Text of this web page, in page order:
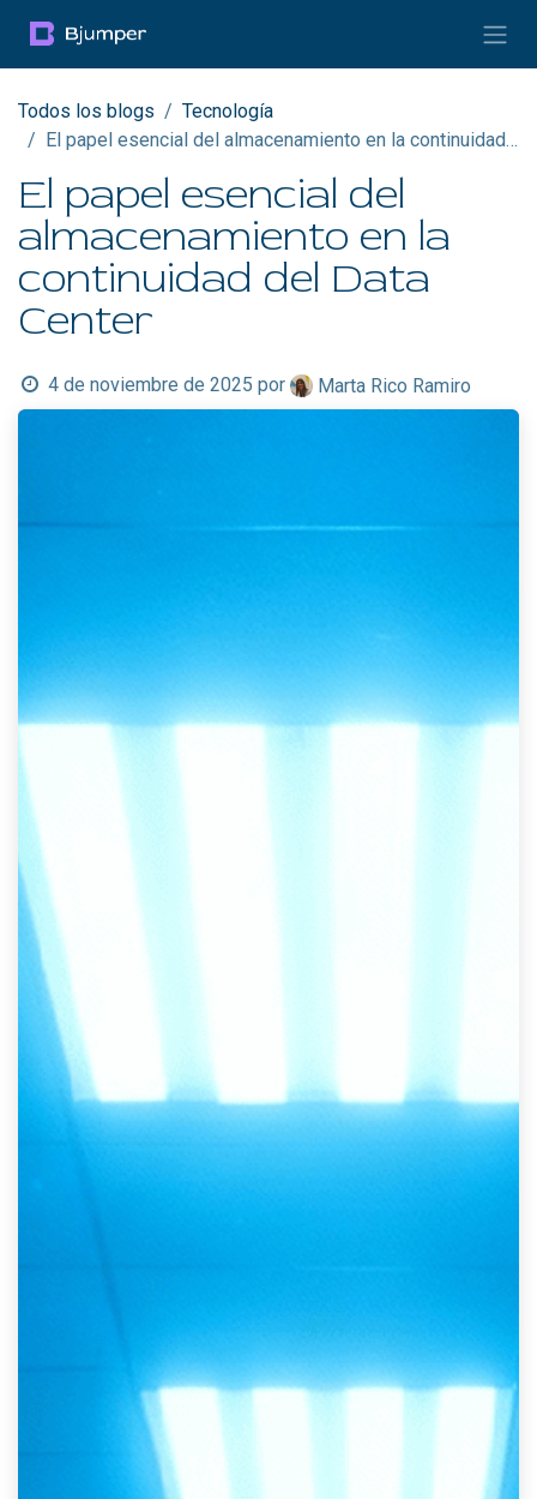
Todos los blogs
Tecnología
El papel esencial del almacenamiento en la continuidad del Data Center
El papel esencial del
almacenamiento en la
continuidad del Data
Center
4 de noviembre de 2025 por Marta Rico Ramiro